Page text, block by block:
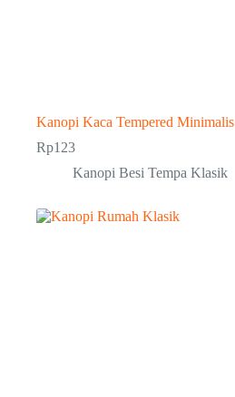
Kanopi Kaca Tempered Minimalis
Rp123
Kanopi Besi Tempa Klasik